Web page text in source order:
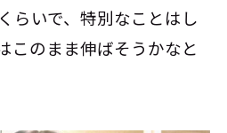
らいで、特別なことはし
このまま伸ばそうかなと